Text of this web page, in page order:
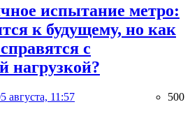
испытание метро:
к будущему, но как
с
нагрузкой?
августа, 11:57 500